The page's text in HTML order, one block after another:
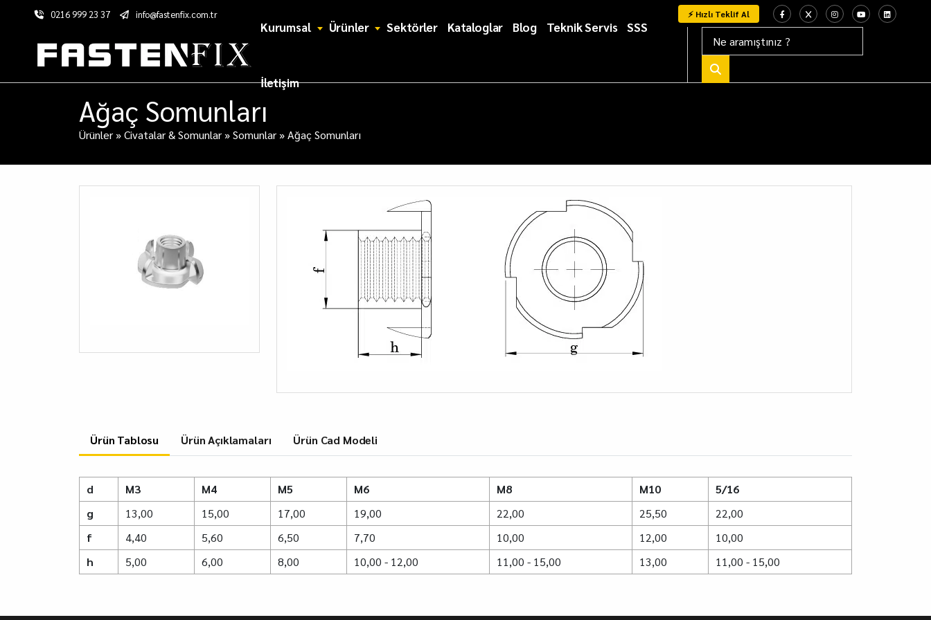
0216 999 23 37 info@fastenfix.com.tr ⚡ Hızlı Teklif Al
Kurumsal Ürünler Sektörler Kataloglar Blog Teknik Servis SSS
İletişim
Ağaç Somunları
Ürünler»Civatalar & Somunlar»Somunlar»Ağaç Somunları
Ürün Tablosu Ürün Açıklamaları Ürün Cad Modeli
d M3 M4 M5 M6 M8 M10
5/16
g
13,00 15,00 17,00 19,00 22,00 25,50
22,00
f
4,40 5,60 6,50 7,70 10,00 12,00
10,00
h
5,00 6,00 8,00 10,00 - 12,00 11,00 - 15,00 13,00 11,00 - 15,00